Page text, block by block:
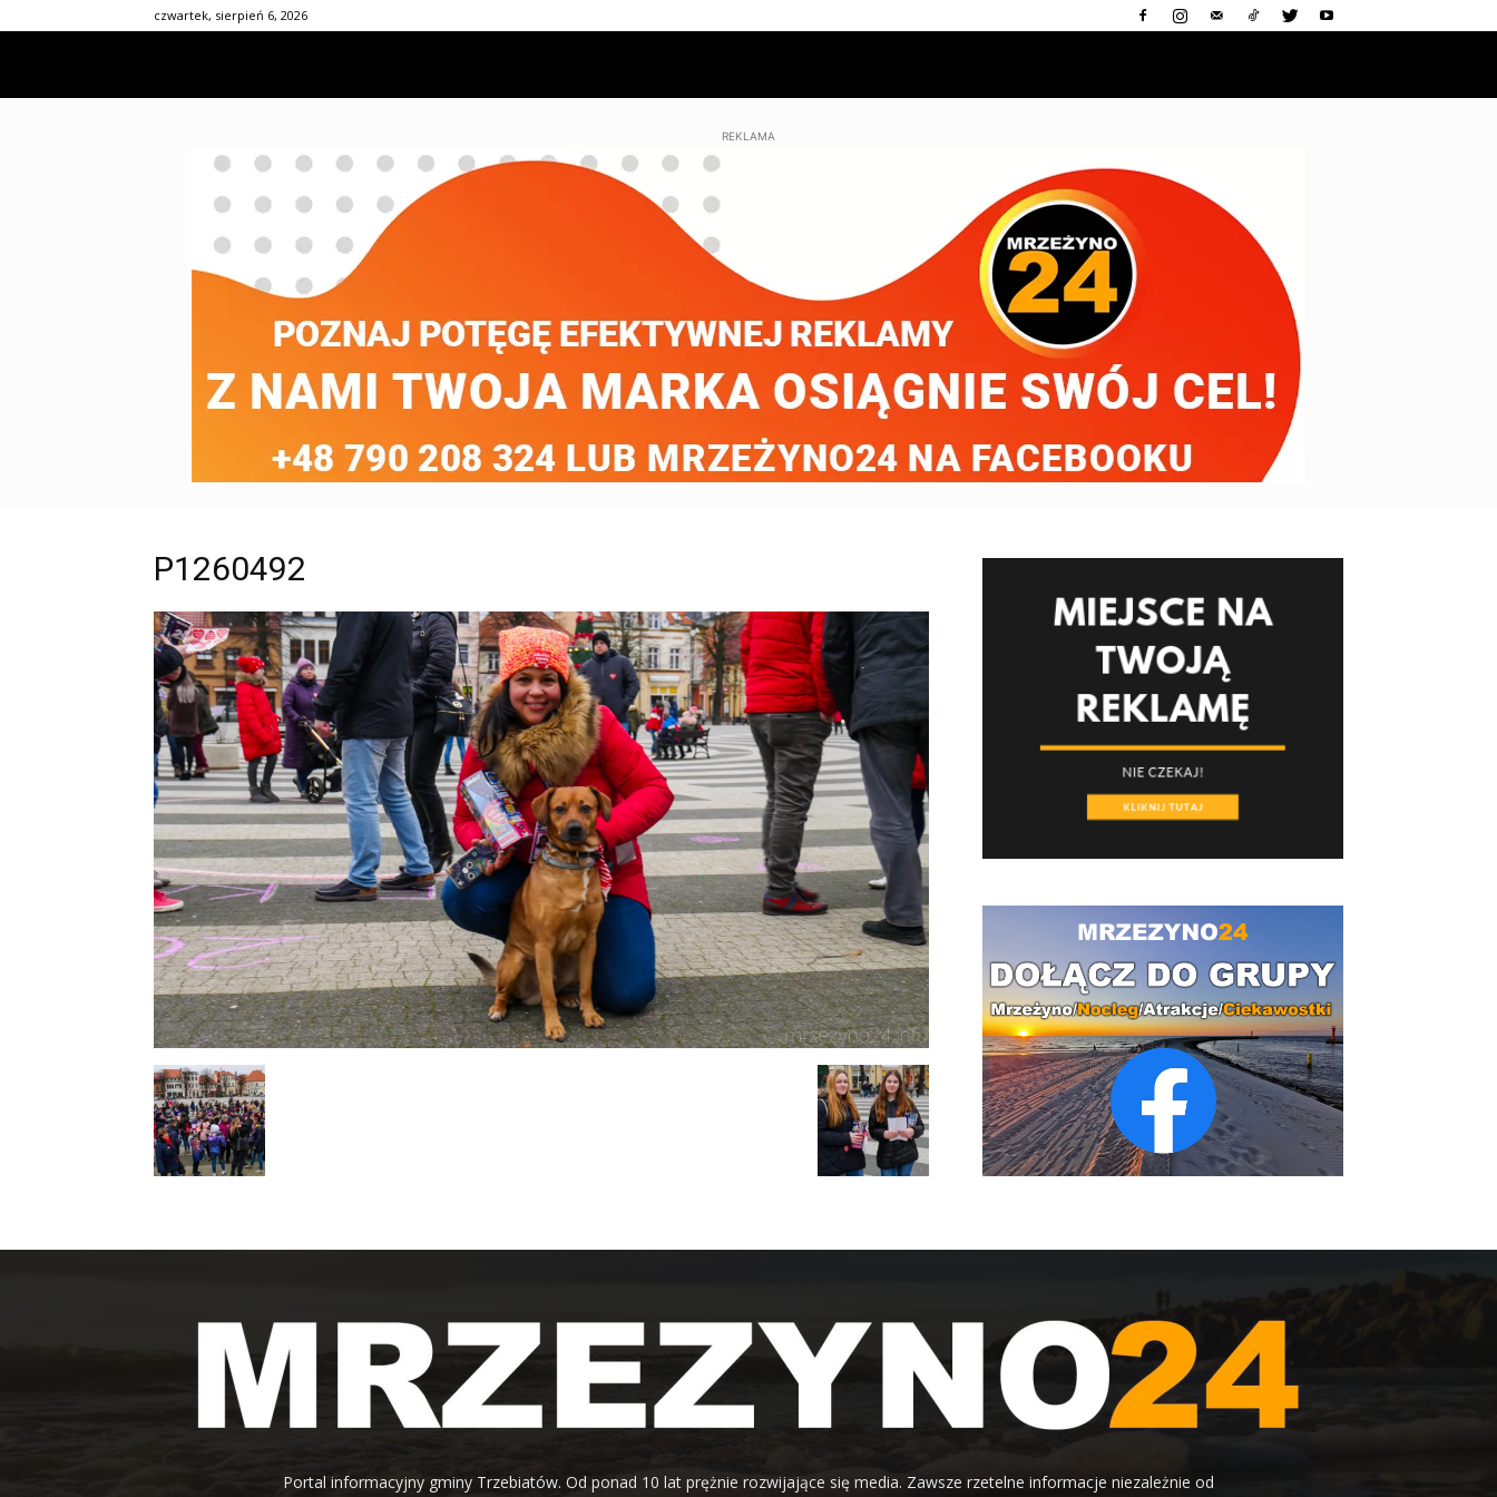
czwartek, sierpień 6, 2026
REKLAMA
P1260492
Portal informacyjny gminy Trzebiatów. Od ponad 10 lat prężnie rozwijające się media. Zawsze rzetelne informacje niezależnie od